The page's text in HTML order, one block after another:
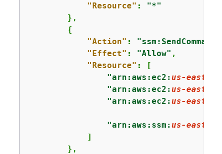
"Resource" : "*"
        },
{
"Action" : "ssm:SendCommand"
"Effect" : "Allow" ,
"Resource" : [
"arn:aws:ec2:us-east-1
"arn:aws:ec2:us-east-1
"arn:aws:ec2:us-east-1
"arn:aws:ssm:us-east-1
            ]
        },